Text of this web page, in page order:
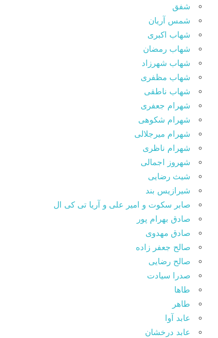
شفق
شمس آریان
شهاب اکبری
شهاب رمضان
شهاب شهرزاد
شهاب مظفری
شهاب ناطقی
شهرام جعفری
شهرام شکوهی
شهرام میرجلالی
شهرام ناظری
شهروز اجمالی
شیث رضایی
شیرازیس بند
صابر سکوت و امیر علی و آریا تی کی ال
صادق بهرام پور
صادق مهدوی
صالح جعفر زاده
صالح رضایی
صدرا سیادت
طاها
طاهر
عابد آوا
عابد درخشان